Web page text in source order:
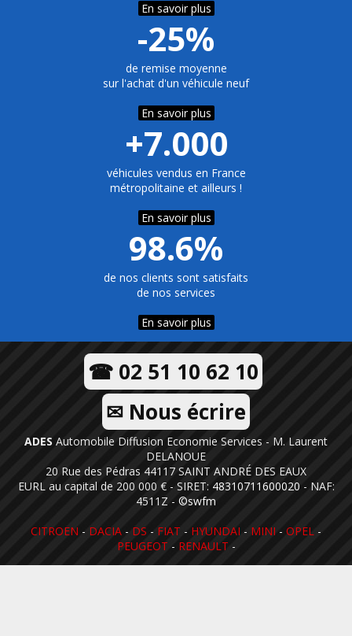
En savoir plus
-25%
de remise moyenne
sur l'achat d'un véhicule neuf
En savoir plus
+7.000
véhicules vendus en France
métropolitaine et ailleurs !
En savoir plus
98.6%
de nos clients sont satisfaits
de nos services
En savoir plus
☎ 02 51 10 62 10
✉ Nous écrire
ADES Automobile Diffusion Economie Services - M. Laurent
DELANOUE
20 Rue des Pédras 44117 SAINT ANDRÉ DES EAUX
EURL au capital de 200 000 € - SIRET: 48310711600020 - NAF:
4511Z - ©swfm
CITROEN - DACIA - DS - FIAT - HYUNDAI - MINI - OPEL -
PEUGEOT - RENAULT -